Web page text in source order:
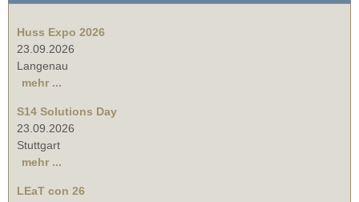
Huss Expo 2026
23.09.2026
Langenau
mehr ...
S14 Solutions Day
23.09.2026
Stuttgart
mehr ...
LEaT con 26